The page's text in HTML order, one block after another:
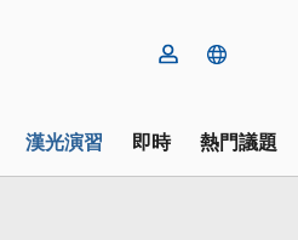
漢光演習 即時 熱門議題